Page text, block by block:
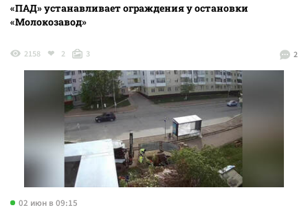
«ПАД» устанавливает ограждения у остановки
«Молокозавод»
2
2158 2 3
02 июн в 09:15